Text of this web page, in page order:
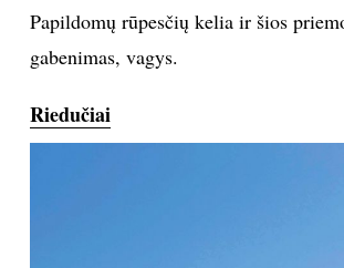
Papildomų rūpesčių kelia ir šios
gabenimas, vagys.
Riedučiai